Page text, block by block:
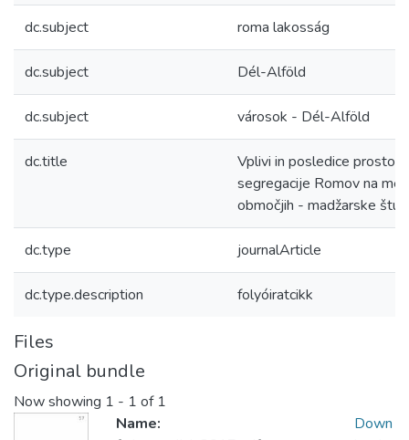
dc.subject roma lakosság
dc.subject Dél-Alföld
dc.subject városok - Dél-Alföld
dc.title
Vplivi in posledice
segregacije Romov na
območjih - madžarske
dc.type journalArticle
dc.type.description folyóiratcikk
Files
Original bundle
Now showing 1 - 1 of 1
Name:
Down